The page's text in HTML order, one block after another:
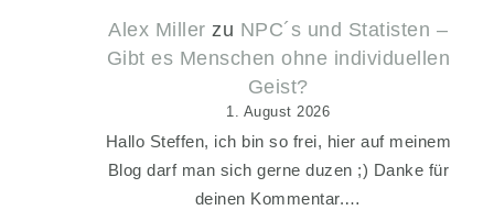
Alex Miller zu NPC´s und Statisten –
Gibt es Menschen ohne individuellen
Geist?
1. August 2026
Hallo Steffen, ich bin so frei, hier auf meinem
Blog darf man sich gerne duzen ;) Danke für
deinen Kommentar.…